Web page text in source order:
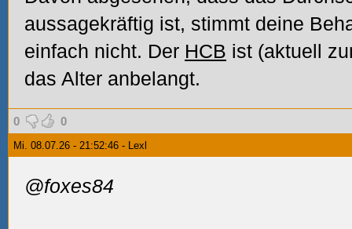
aussagekräftig ist, stimmt deine
einfach nicht. Der HCB ist (aktuell
das Alter anbelangt.
0 0
Mi. 08.07.26 - 21:52:46 - Lexl
@foxes84